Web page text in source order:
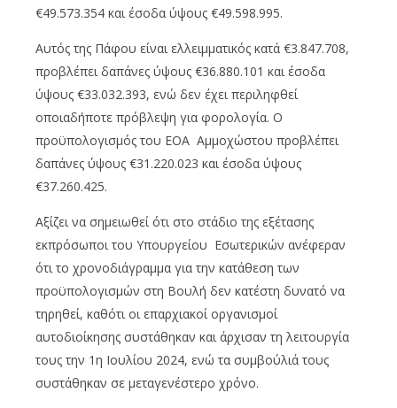
€49.573.354 και έσοδα ύψους €49.598.995.
Αυτός της Πάφου είναι ελλειμματικός κατά €3.847.708,
προβλέπει δαπάνες ύψους €36.880.101 και έσοδα
ύψους €33.032.393, ενώ δεν έχει περιληφθεί
οποιαδήποτε πρόβλεψη για φορολογία. Ο
προϋπολογισμός του ΕΟΑ Αμμοχώστου προβλέπει
δαπάνες ύψους €31.220.023 και έσοδα ύψους
€37.260.425.
Αξίζει να σημειωθεί ότι στο στάδιο της εξέτασης
εκπρόσωποι του Υπουργείου Εσωτερικών ανέφεραν
ότι το χρονοδιάγραμμα για την κατάθεση των
προϋπολογισμών στη Βουλή δεν κατέστη δυνατό να
τηρηθεί, καθότι οι επαρχιακοί οργανισμοί
αυτοδιοίκησης συστάθηκαν και άρχισαν τη λειτουργία
τους την 1η Ιουλίου 2024, ενώ τα συμβούλιά τους
συστάθηκαν σε μεταγενέστερο χρόνο.